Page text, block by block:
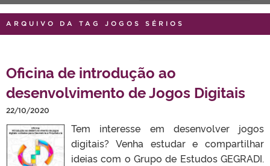
EDITAIS
ARQUIVO DA TAG JOGOS SÉRIOS
Oficina de introdução ao
desenvolvimento de Jogos Digitais
22/10/2020
Tem interesse em desenvolver jogos
digitais? Venha estudar e compartilhar
ideias com o Grupo de Estudos GEGRADI.